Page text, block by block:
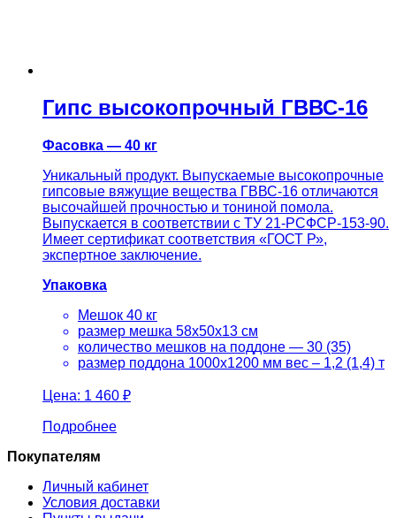
Гипс высокопрочный ГВВС-16
Фасовка — 40 кг
Уникальный продукт. Выпускаемые высокопрочные
гипсовые вяжущие вещества ГВВС-16 отличаются
высочайшей прочностью и тониной помола.
Выпускается в соответствии с ТУ 21-РСФСР-153-90.
Имеет сертификат соответствия «ГОСТ Р»,
экспертное заключение.
Упаковка
Мешок 40 кг
размер мешка 58х50х13 см
количество мешков на поддоне — 30 (35)
размер поддона 1000х1200 мм вес – 1,2 (1,4) т
Цена: 1 460 ₽
Подробнее
Покупателям
Личный кабинет
Условия доставки